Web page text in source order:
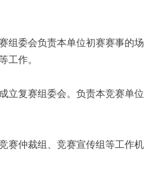
组委会负责本单位初赛赛事的
工作。
立复赛组委会。负责本竞赛单
赛仲裁组、竞赛宣传组等工作机